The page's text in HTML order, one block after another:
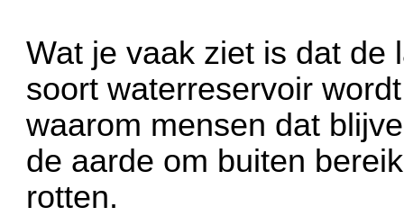
Wat je vaak ziet is dat de
soort waterreservoir
waarom mensen dat
de aarde om buiten
rotten.